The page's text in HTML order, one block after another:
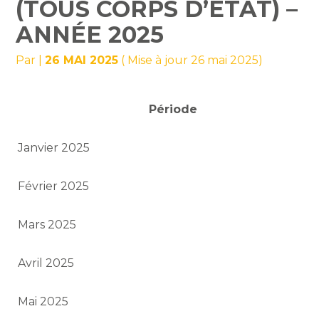
(TOUS CORPS D’ÉTAT) –
ANNÉE 2025
Par |26 MAI 2025 ( Mise à jour 26 mai 2025)
Période
Janvier 2025
Février 2025
Mars 2025
Avril 2025
Mai 2025